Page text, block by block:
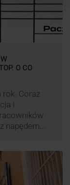
O CO
rok. Coraz
i
napędem
ogromny